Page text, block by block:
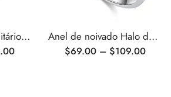
Anel de noivado solitário de moissanita com corte redondo Anel de noivado Halo de moissanita com corte em coração
$69.00 – $109.00